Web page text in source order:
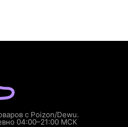
с Poizon/Dewu.
04:00–21:00 МСК